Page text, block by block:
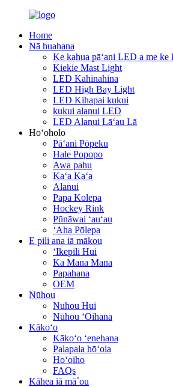
Home
Nā huahana
Ke kahua pāʻani LED a me ke
Kiekie Mast Light
LED Kahinahina
LED High Bay Light
LED Kihapai kukui
kukui alanui LED
LED Alanui Lāʻau Lā
Hoʻoholo
Pāʻani Pōpeku
Hale Popopo
Awa pahu
Kaʻa Kaʻa
Alanui
Papa Kolepa
Hockey Rink
Pūnāwai ʻauʻau
ʻAha Pōlepa
E pili ana iā mākou
ʻIkepili Hui
Ka Mana Mana
Papahana
OEM
Nūhou
Nuhou Hui
Nūhou ʻOihana
Kākoʻo
Kākoʻo ʻenehana
Palapala hōʻoia
Hoʻoiho
FAQs
Kāhea iā mā˚ou